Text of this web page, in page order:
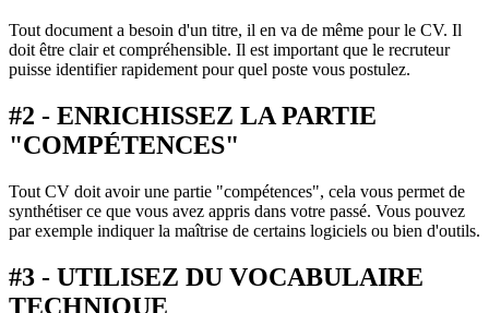
Tout document a besoin d'un titre, il en va de même pour le CV. Il
doit être clair et compréhensible. Il est important que le recruteur
puisse identifier rapidement pour quel poste vous postulez.
#2 - ENRICHISSEZ LA PARTIE
"COMPÉTENCES"
Tout CV doit avoir une partie "compétences", cela vous permet de
synthétiser ce que vous avez appris dans votre passé. Vous pouvez
par exemple indiquer la maîtrise de certains logiciels ou bien d'outils.
#3 - UTILISEZ DU VOCABULAIRE
TECHNIQUE